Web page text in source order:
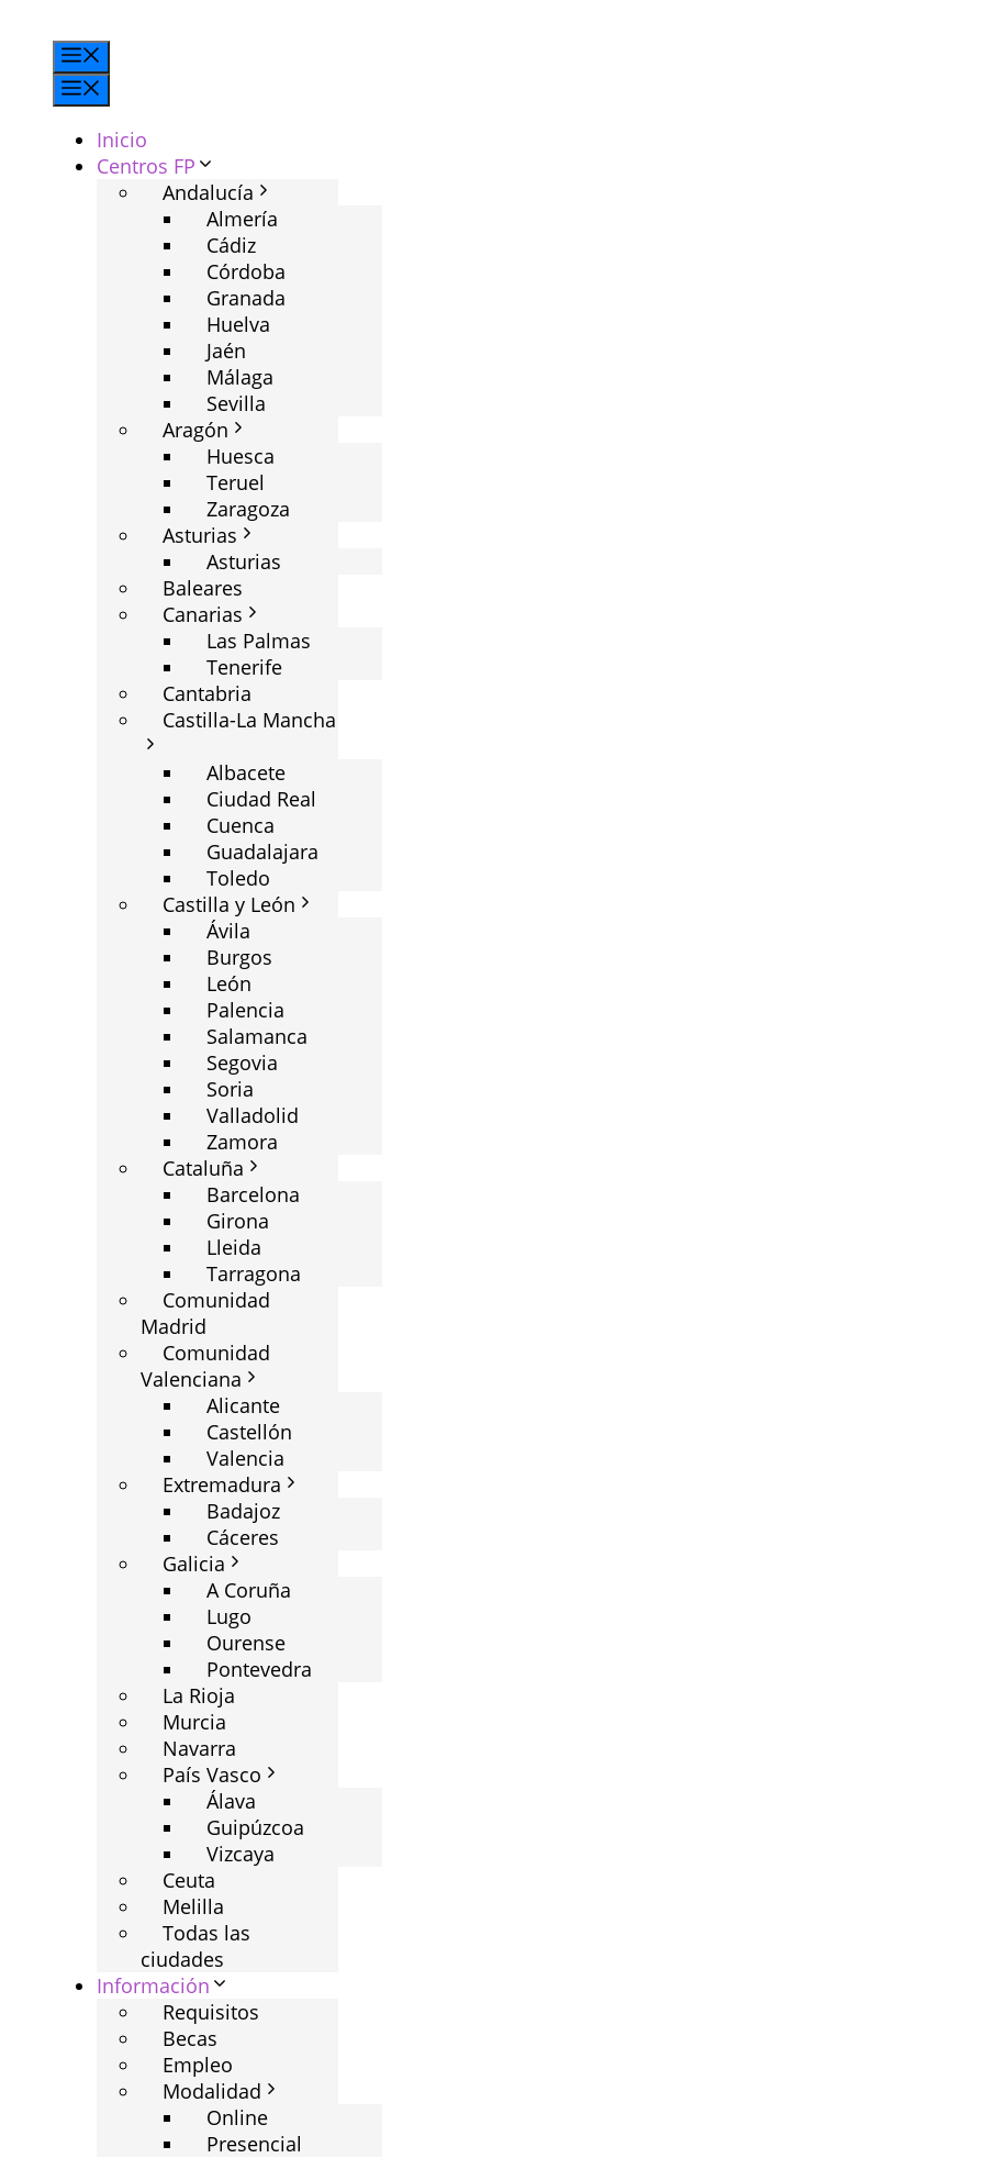
contenido
Inicio
Centros FP
Andalucía
Almería
Cádiz
Córdoba
Granada
Huelva
Jaén
Málaga
Sevilla
Aragón
Huesca
Teruel
Zaragoza
Asturias
Asturias
Baleares
Canarias
Las Palmas
Tenerife
Cantabria
Castilla-La Mancha
Albacete
Ciudad Real
Cuenca
Guadalajara
Toledo
Castilla y León
Ávila
Burgos
León
Palencia
Salamanca
Segovia
Soria
Valladolid
Zamora
Cataluña
Barcelona
Girona
Lleida
Tarragona
Comunidad
Madrid
Comunidad
Valenciana
Alicante
Castellón
Valencia
Extremadura
Badajoz
Cáceres
Galicia
A Coruña
Lugo
Ourense
Pontevedra
La Rioja
Murcia
Navarra
País Vasco
Álava
Guipúzcoa
Vizcaya
Ceuta
Melilla
Todas las
ciudades
Información
Requisitos
Becas
Empleo
Modalidad
Online
Presencial